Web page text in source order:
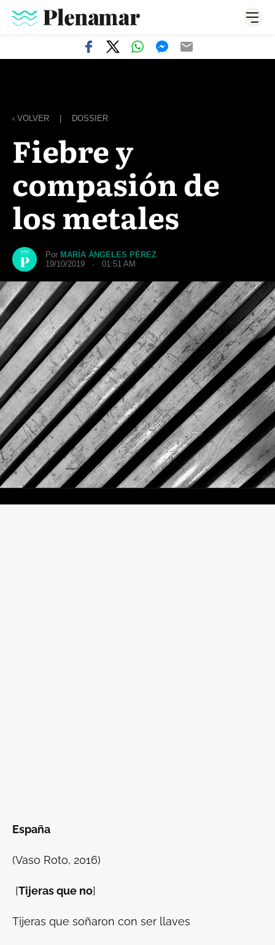
‹ VOLVER DOSSIER
Fiebre y
compasión de
los metales
Por MARÍA ÁNGELES PÉREZ
19/10/2019 · 01:51 AM
España
(Vaso Roto, 2016)
[Tijeras que no]
Tijeras que soñaron con ser llaves